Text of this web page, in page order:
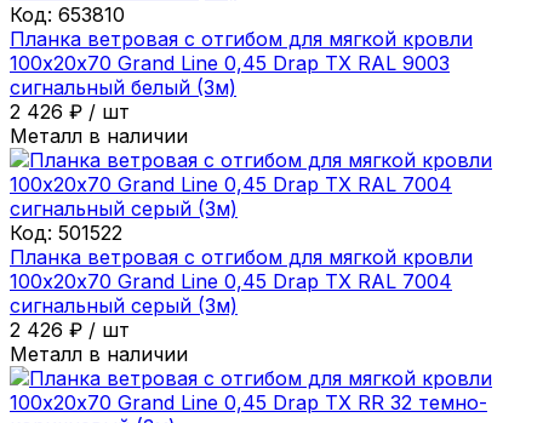
Код: 653810
Планка ветровая с отгибом для мягкой кровли
100х20х70 Grand Line 0,45 Drap ТХ RAL 9003
сигнальный белый (3м)
2 426 ₽ / шт
Металл в наличии
Код: 501522
Планка ветровая с отгибом для мягкой кровли
100х20х70 Grand Line 0,45 Drap ТХ RAL 7004
сигнальный серый (3м)
2 426 ₽ / шт
Металл в наличии